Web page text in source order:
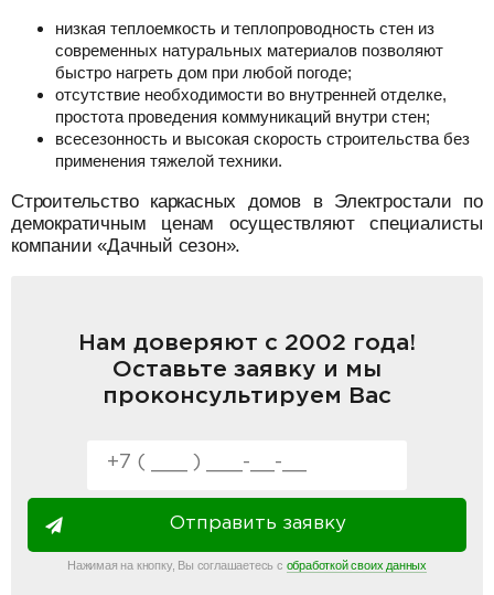
низкая теплоемкость и теплопроводность стен из
современных натуральных материалов позволяют
быстро нагреть дом при любой погоде;
отсутствие необходимости во внутренней отделке,
простота проведения коммуникаций внутри стен;
всесезонность и высокая скорость строительства без
применения тяжелой техники.
Строительство каркасных домов в Электростали по
демократичным ценам осуществляют специалисты
компании «Дачный сезон».
Нам доверяют с 2002 года!
Оставьте заявку и мы
проконсультируем Вас
Отправить заявку
Нажимая на кнопку, Вы соглашаетесь с обработкой своих данных